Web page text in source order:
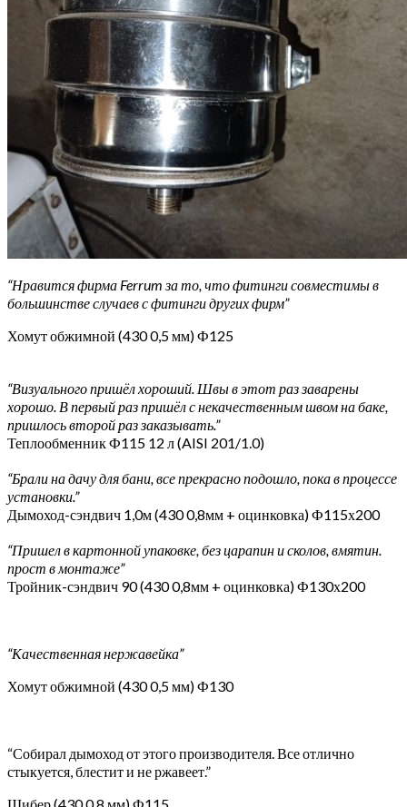
“Нравится фирма Ferrum за то, что фитинги совместимы в
большинстве случаев с фитинги других фирм”
Хомут обжимной (430 0,5 мм) Ф125
“Визуального пришёл хороший. Швы в этот раз заварены
хорошо. В первый раз пришёл с некачественным швом на баке,
пришлось второй раз заказывать.”
Теплообменник Ф115 12 л (AISI 201/1.0)
“Брали на дачу для бани, все прекрасно подошло, пока в процессе
установки.”
Дымоход-сэндвич 1,0м (430 0,8мм + оцинковка) Ф115х200
“Пришел в картонной упаковке, без царапин и сколов, вмятин.
прост в монтаже”
Тройник-сэндвич 90 (430 0,8мм + оцинковка) Ф130х200
“Качественная нержавейка”
Хомут обжимной (430 0,5 мм) Ф130
“Собирал дымоход от этого производителя. Все отлично
стыкуется, блестит и не ржавеет.”